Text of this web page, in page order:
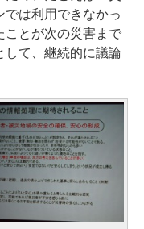
は利用できなかっ
ことが次の災害まで
して、継続的に議論